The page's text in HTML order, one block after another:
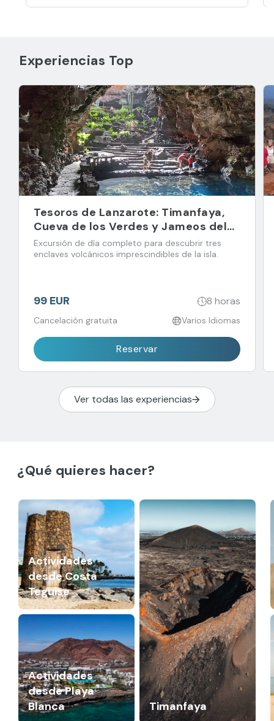
Experiencias Top
Tesoros de Lanzarote: Timanfaya,
Cueva de los Verdes y Jameos del
Agua
Excursión de día completo para descubrir tres
enclaves volcánicos imprescindibles de la isla.
99 EUR 8 horas
Cancelación gratuita Varios Idiomas
Reservar
Ver todas las experiencias
¿Qué quieres hacer?
Actividades
desde Costa
Teguise
Timanfaya
Actividades
desde Playa
Blanca